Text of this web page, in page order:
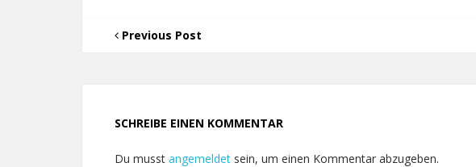
Previous Post
SCHREIBE EINEN KOMMENTAR
Du musst angemeldet sein, um einen Kommentar abzugeben.